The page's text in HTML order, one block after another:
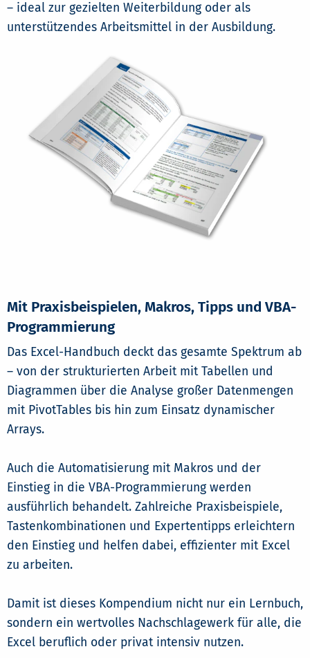
– ideal zur gezielten Weiterbildung oder als
unterstützendes Arbeitsmittel in der Ausbildung.
Mit Praxisbeispielen, Makros, Tipps und VBA-
Programmierung
Das Excel-Handbuch deckt das gesamte Spektrum ab
– von der strukturierten Arbeit mit Tabellen und
Diagrammen über die Analyse großer Datenmengen
mit PivotTables bis hin zum Einsatz dynamischer
Arrays.
Auch die Automatisierung mit Makros und der
Einstieg in die VBA-Programmierung werden
ausführlich behandelt. Zahlreiche Praxisbeispiele,
Tastenkombinationen und Expertentipps erleichtern
den Einstieg und helfen dabei, effizienter mit Excel
zu arbeiten.
Damit ist dieses Kompendium nicht nur ein Lernbuch,
sondern ein wertvolles Nachschlagewerk für alle, die
Excel beruflich oder privat intensiv nutzen.